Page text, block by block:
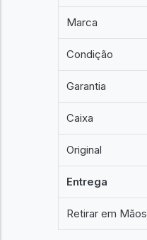
Marca
Condição
Garantia
Caixa
Original
Entrega
Retirar em Mãos